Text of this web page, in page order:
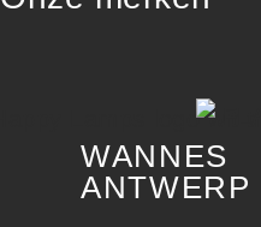
WANNES
ANTWERP